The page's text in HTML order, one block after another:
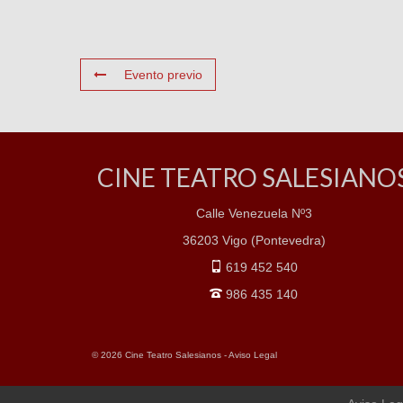
Evento previo
CINE TEATRO
Calle Venezuela Nº3
36203 Vigo (Pontevedra)
619 452 540
986 435 140
© 2026 Cine Teatro Salesianos -Aviso Legal